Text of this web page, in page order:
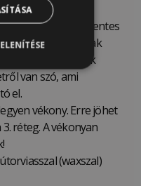
szappanos vagy
por -és zsírmentes
Csiszolni csak
pereg a régi festék
van szó, ami
el.
vékony. Erre jöhet
réteg. A vékonyan
(waxszal)